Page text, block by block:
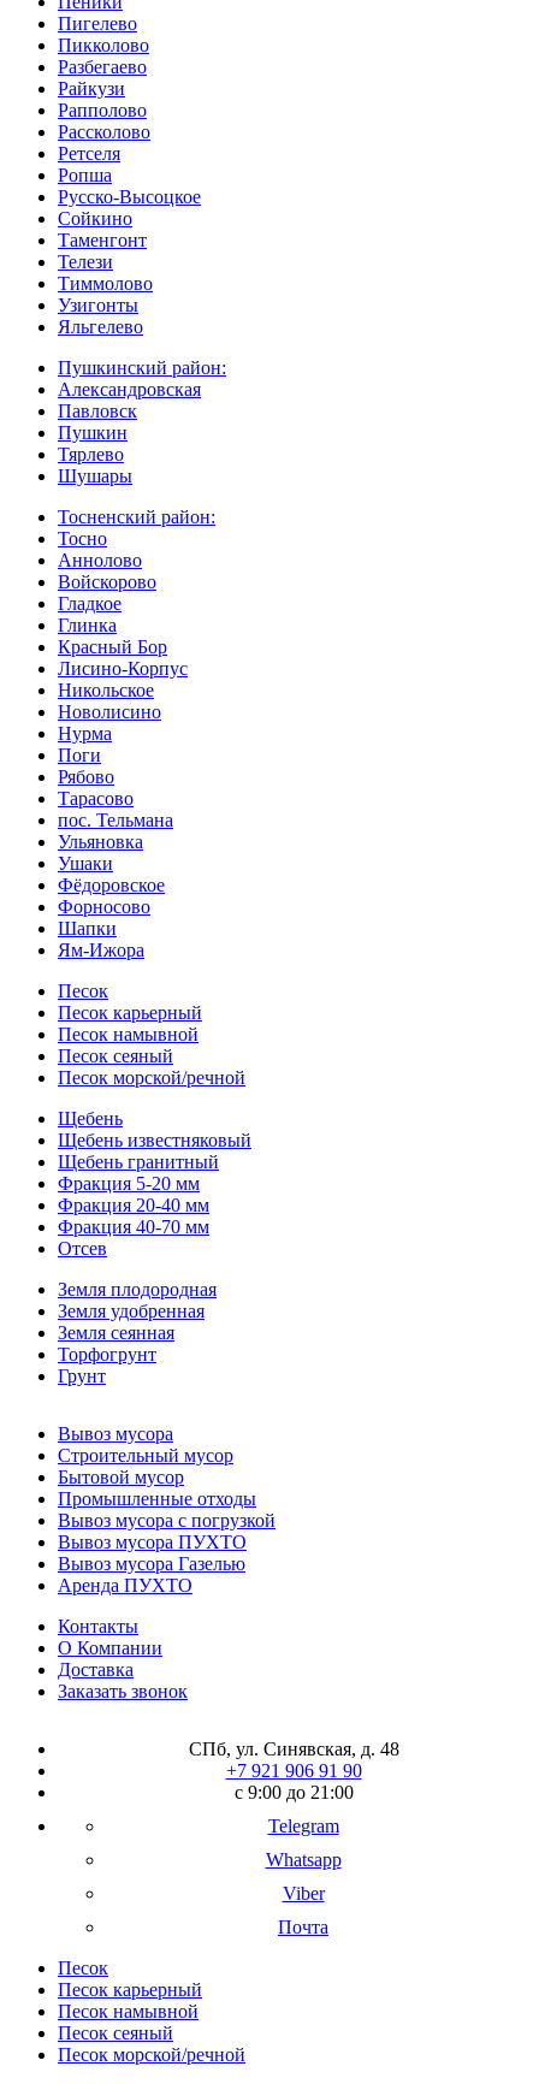
Пигелево
Пикколово
Разбегаево
Райкузи
Рапполово
Рассколово
Ретселя
Ропша
Русско-Высоцкое
Сойкино
Таменгонт
Телези
Тиммолово
Узигонты
Яльгелево
Пушкинский район:
Александровская
Павловск
Пушкин
Тярлево
Шушары
Тосненский район:
Тосно
Аннолово
Войскорово
Гладкое
Глинка
Красный Бор
Лисино-Корпус
Никольское
Новолисино
Нурма
Поги
Рябово
Тарасово
пос. Тельмана
Ульяновка
Ушаки
Фёдоровское
Форносово
Шапки
Ям-Ижора
Песок
Песок карьерный
Песок намывной
Песок сеяный
Песок морской/речной
Щебень
Щебень известняковый
Щебень гранитный
Фракция 5-20 мм
Фракция 20-40 мм
Фракция 40-70 мм
Отсев
Земля плодородная
Земля удобренная
Земля сеянная
Торфогрунт
Грунт
Вывоз мусора
Строительный мусор
Бытовой мусор
Промышленные отходы
Вывоз мусора с погрузкой
Вывоз мусора ПУХТО
Вывоз мусора Газелью
Аренда ПУХТО
Контакты
О Компании
Доставка
Заказать звонок
СПб, ул. Синявская, д. 48
+7 921 906 91 90
с 9:00 до 21:00
Telegram
Whatsapp
Viber
Почта
Песок
Песок карьерный
Песок намывной
Песок сеяный
Песок морской/речной